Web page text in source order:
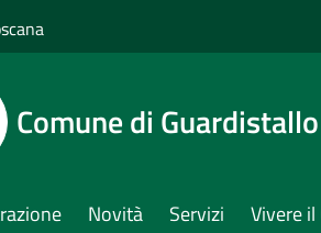
Comune di Guardistallo
Novità Servizi Vivere